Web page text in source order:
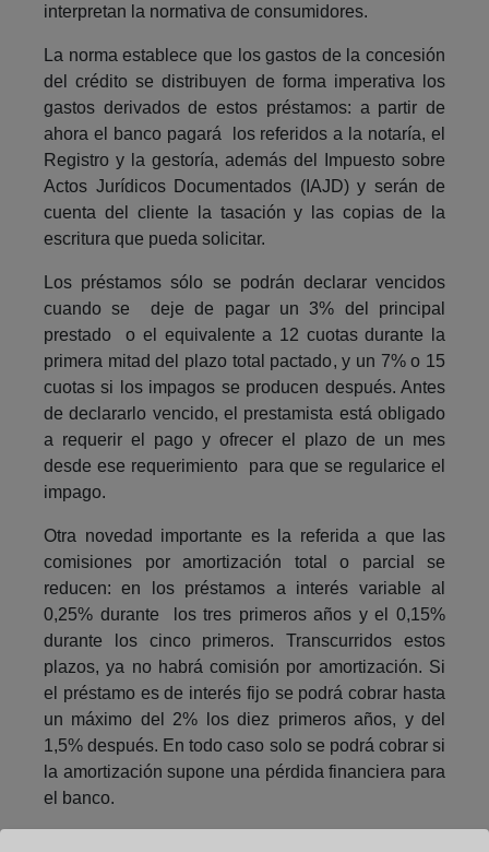
interpretan la normativa de consumidores.
La norma establece que los gastos de la concesión
del crédito se distribuyen de forma imperativa los
gastos derivados de estos préstamos: a partir de
ahora el banco pagará los referidos a la notaría, el
Registro y la gestoría, además del Impuesto sobre
Actos Jurídicos Documentados (IAJD) y serán de
cuenta del cliente la tasación y las copias de la
escritura que pueda solicitar.
Los préstamos sólo se podrán declarar vencidos
cuando se deje de pagar un 3% del principal
prestado o el equivalente a 12 cuotas durante la
primera mitad del plazo total pactado, y un 7% o 15
cuotas si los impagos se producen después. Antes
de declararlo vencido, el prestamista está obligado
a requerir el pago y ofrecer el plazo de un mes
desde ese requerimiento para que se regularice el
impago.
Otra novedad importante es la referida a que las
comisiones por amortización total o parcial se
reducen: en los préstamos a interés variable al
0,25% durante los tres primeros años y el 0,15%
durante los cinco primeros. Transcurridos estos
plazos, ya no habrá comisión por amortización. Si
el préstamo es de interés fijo se podrá cobrar hasta
un máximo del 2% los diez primeros años, y del
1,5% después. En todo caso solo se podrá cobrar si
la amortización supone una pérdida financiera para
el banco.